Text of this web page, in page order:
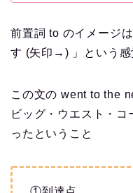
前置詞 to のイメージ
す (矢印→) 」という感
この文の went to the
ビッグ・ウエスト・
ったということ